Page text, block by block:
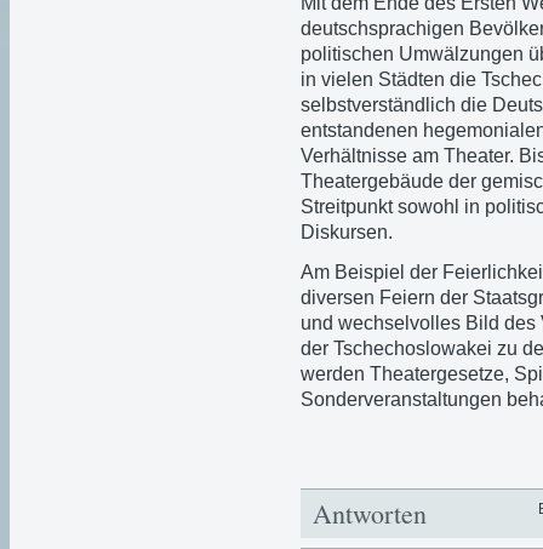
deutschsprachigen
politischen Umwälzungen
in vielen Städten die
selbstverständlich die
entstandenen
Verhältnisse am Theater.
Theatergebäude der
Streitpunkt sowohl in
Diskursen.
Am Beispiel der
diversen Feiern der
und wechselvolles Bild des
der Tschechoslowakei zu
werden Theatergesetze,
Sonderveranstaltungen
Antworten